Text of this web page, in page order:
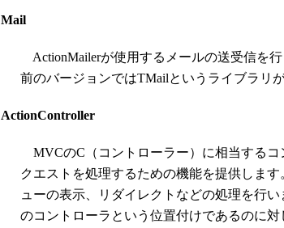
Mail
ActionMailerが使用するメールの送受信を
前のバージョンではTMailというライブラリ
ActionController
MVCのC（コントローラー）に相当するコ
クエストを処理するための機能を提供しま
ューの表示、リダイレクトなどの処理を行
のコントローラという位置付けであるのに対